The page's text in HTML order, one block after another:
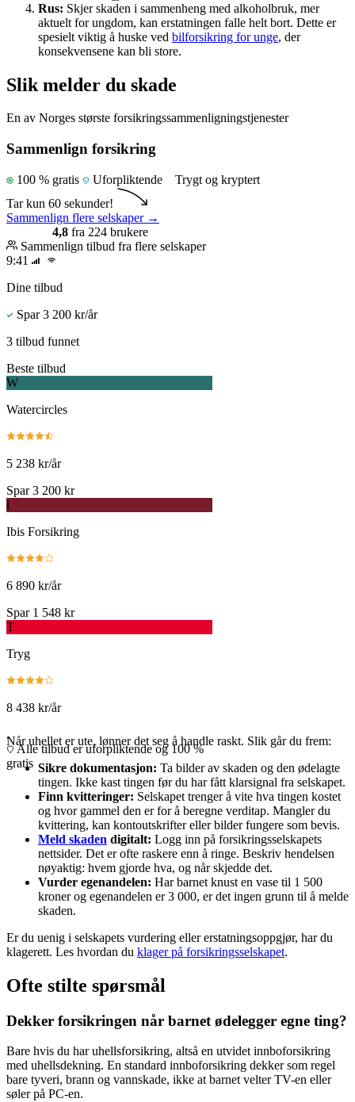
Rus: Skjer skaden i sammenheng med alkoholbruk, mer
aktuelt for ungdom, kan erstatningen falle helt bort. Dette er
spesielt viktig å huske ved bilforsikring for unge, der
konsekvensene kan bli store.
Slik melder du skade
En av Norges største forsikringssammenligningstjenester
Sammenlign forsikring
100 % gratis Uforpliktende
Trygt og kryptert
Tar kun 60 sekunder!
Sammenlign flere selskaper →
4,8 fra 224 brukere
Sammenlign tilbud fra flere selskaper
9:41
Dine tilbud
Spar 3 200 kr/år
3 tilbud funnet
Beste tilbud
W
Watercircles
5 238 kr/år
Spar 3 200 kr
i
Ibis Forsikring
6 890 kr/år
Spar 1 548 kr
T
Tryg
8 438 kr/år
.
Alle tilbud er uforpliktende og 100 %
gratis
Når uhellet er ute, lønner det seg å handle raskt. Slik går du frem:
Sikre dokumentasjon: Ta bilder av skaden og den ødelagte
tingen. Ikke kast tingen før du har fått klarsignal fra selskapet.
Finn kvitteringer: Selskapet trenger å vite hva tingen kostet
og hvor gammel den er for å beregne verditap. Mangler du
kvittering, kan kontoutskrifter eller bilder fungere som bevis.
Meld skaden digitalt: Logg inn på forsikringsselskapets
nettsider. Det er ofte raskere enn å ringe. Beskriv hendelsen
nøyaktig: hvem gjorde hva, og når skjedde det.
Vurder egenandelen: Har barnet knust en vase til 1 500
kroner og egenandelen er 3 000, er det ingen grunn til å melde
skaden.
Er du uenig i selskapets vurdering eller erstatningsoppgjør, har du
klagerett. Les hvordan du klager på forsikringsselskapet.
Ofte stilte spørsmål
Dekker forsikringen når barnet ødelegger egne ting?
Bare hvis du har uhellsforsikring, altså en utvidet innboforsikring
med uhellsdekning. En standard innboforsikring dekker som regel
bare tyveri, brann og vannskade, ikke at barnet velter TV-en eller
søler på PC-en.